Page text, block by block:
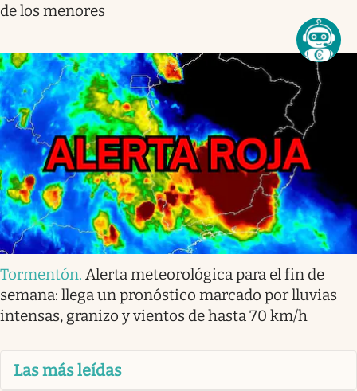
de los menores
Tormentón. Alerta meteorológica para el fin de
semana: llega un pronóstico marcado por lluvias
intensas, granizo y vientos de hasta 70 km/h
Las más leídas